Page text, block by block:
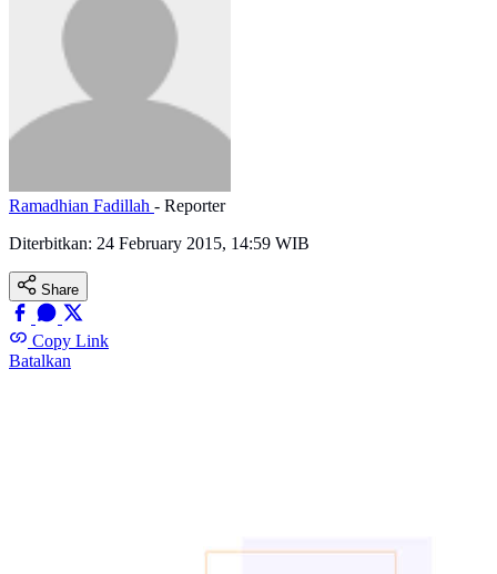
Ramadhian Fadillah - Reporter
Diterbitkan: 24 February 2015, 14:59 WIB
Share
Copy Link
Batalkan